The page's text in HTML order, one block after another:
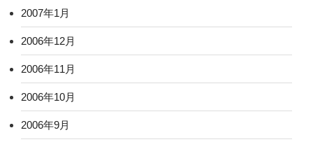
2007年1月
2006年12月
2006年11月
2006年10月
2006年9月